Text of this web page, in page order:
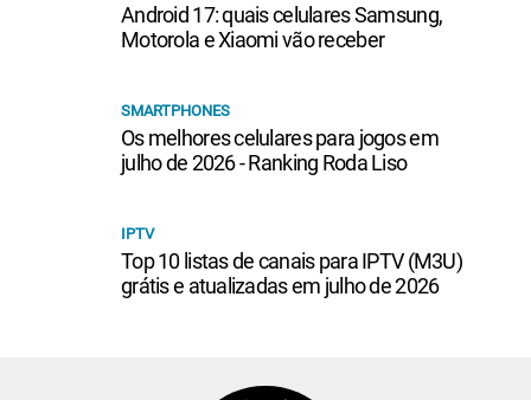
Android 17: quais celulares Samsung,
Motorola e Xiaomi vão receber
SMARTPHONES
Os melhores celulares para jogos em
julho de 2026 - Ranking Roda Liso
IPTV
Top 10 listas de canais para IPTV (M3U)
grátis e atualizadas em julho de 2026